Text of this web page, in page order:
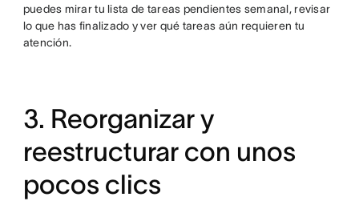
puedes mirar tu lista de tareas pendientes semanal, revisar
lo que has finalizado y ver qué tareas aún requieren tu
atención.
3. Reorganizar y
reestructurar con unos
pocos clics